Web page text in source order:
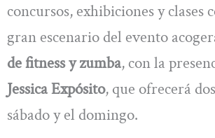
concursos, exhibiciones y clases
gran escenario del evento
de fitness y zumba, con la
Jessica Expósito, que ofrecerá
sábado y el domingo.